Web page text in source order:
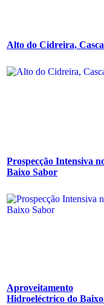
Alto do Cidreira,
Prospecção Intensiva
Baixo Sabor
Aproveitamento
Hidroeléctrico do